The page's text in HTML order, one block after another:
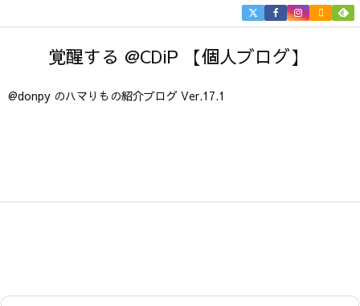
覚醒する @CDiP 【個人ブログ】
@donpy のハマりもの紹介ブログ Ver.17.1

